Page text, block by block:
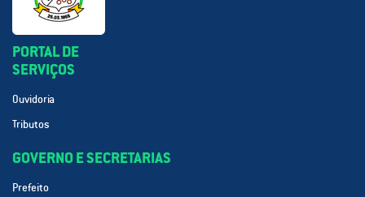
PORTAL DE
SERVIÇOS
Ouvidoria
Tributos
GOVERNO E SECRETARIAS
Prefeito